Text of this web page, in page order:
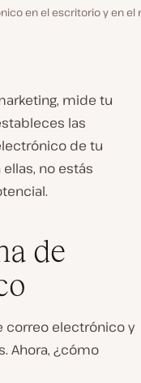
en el escritorio y en el
mide tu
las
de tu
no estás
de
correo electrónico y
Ahora, ¿cómo